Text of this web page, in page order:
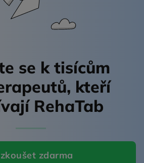
se k tisícům
kteří
RehaTab
zdarma